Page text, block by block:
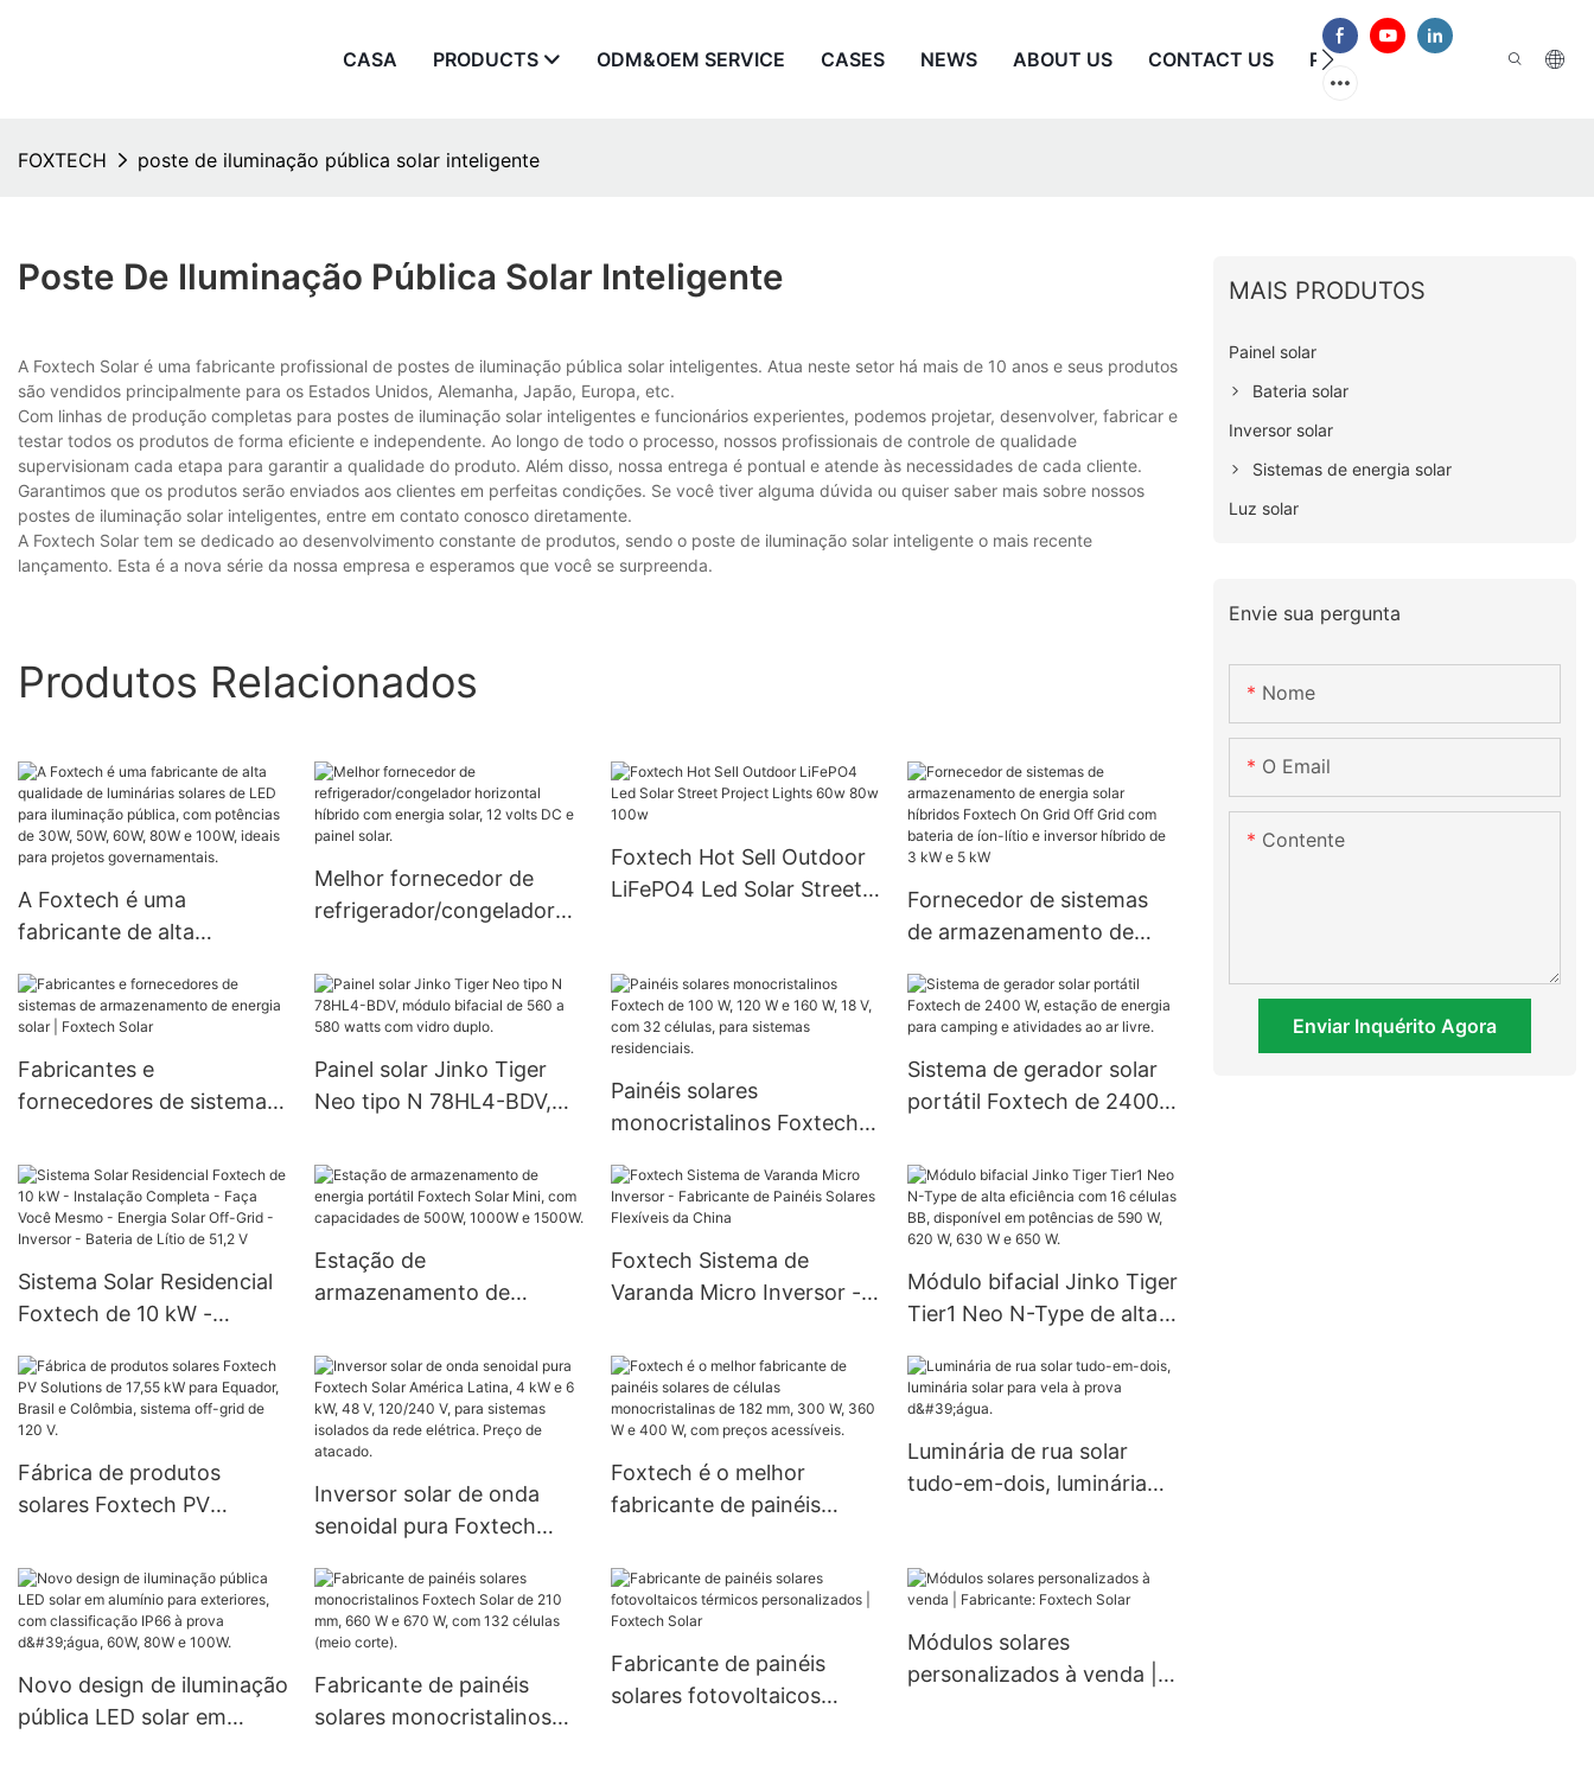
CASA PRODUCTS ODM&OEM SERVICE CASES NEWS ABOUT US CONTACT US PERGUNTAS FREQUENTES
FOXTECH poste de iluminação pública solar inteligente
Poste De Iluminação Pública Solar Inteligente
A Foxtech Solar é uma fabricante profissional de postes de iluminação pública solar inteligentes. Atua neste setor há mais de 10 anos e seus produtos
são vendidos principalmente para os Estados Unidos, Alemanha, Japão, Europa, etc.
Com linhas de produção completas para postes de iluminação solar inteligentes e funcionários experientes, podemos projetar, desenvolver, fabricar e
testar todos os produtos de forma eficiente e independente. Ao longo de todo o processo, nossos profissionais de controle de qualidade
supervisionam cada etapa para garantir a qualidade do produto. Além disso, nossa entrega é pontual e atende às necessidades de cada cliente.
Garantimos que os produtos serão enviados aos clientes em perfeitas condições. Se você tiver alguma dúvida ou quiser saber mais sobre nossos
postes de iluminação solar inteligentes, entre em contato conosco diretamente.
A Foxtech Solar tem se dedicado ao desenvolvimento constante de produtos, sendo o poste de iluminação solar inteligente o mais recente
lançamento. Esta é a nova série da nossa empresa e esperamos que você se surpreenda.
Produtos Relacionados
A Foxtech é uma
fabricante de alta
solares de LED para
iluminação pública, com
potências de 30W, 50W,
60W, 80W e 100W, ideais
Melhor fornecedor de
refrigerador/congelador
energia solar, 12 volts DC
e painel solar.
Foxtech Hot Sell Outdoor
LiFePO4 Led Solar Street
Fornecedor de sistemas
de armazenamento de
Foxtech On Grid Off Grid
com bateria de íon-lítio e
inversor híbrido de 3 kW e
5 kW
Fabricantes e
fornecedores de sistemas
energia solar | Foxtech
Solar
Painel solar Jinko Tiger
Neo tipo N 78HL4-BDV,
580 watts com vidro
duplo.
Painéis solares
monocristalinos Foxtech
18 V, com 32 células, para
sistemas residenciais.
Sistema de gerador solar
portátil Foxtech de 2400
para camping e atividades
ao ar livre.
Sistema Solar Residencial
Foxtech de 10 kW -
Faça Você Mesmo -
Energia Solar Off-Grid -
Inversor - Bateria de Lítio
de 51,2 V
Estação de
armazenamento de
Solar Mini, com
capacidades de 500W,
1000W e 1500W.
Foxtech Sistema de
Varanda Micro Inversor -
Solares Flexíveis da China
Módulo bifacial Jinko Tiger
Tier1 Neo N-Type de alta
BB, disponível em
potências de 590 W, 620
W, 630 W e 650 W.
Fábrica de produtos
solares Foxtech PV
Equador, Brasil e
Colômbia, sistema off-grid
de 120 V.
Inversor solar de onda
senoidal pura Foxtech
e 6 kW, 48 V, 120/240 V,
para sistemas isolados da
rede elétrica. Preço de
atacado.
Foxtech é o melhor
fabricante de painéis
monocristalinas de 182
mm, 300 W, 360 W e 400
W, com preços acessíveis.
Luminária de rua solar
tudo-em-dois, luminária
Novo design de iluminação
pública LED solar em
Fabricante de painéis
solares monocristalinos
Fabricante de painéis
solares fotovoltaicos
Módulos solares
personalizados à venda |
MAIS PRODUTOS
Painel solar
Bateria solar
Inversor solar
Sistemas de energia solar
Luz solar
Envie sua pergunta
Nome
O Email
Contente
Enviar Inquérito Agora